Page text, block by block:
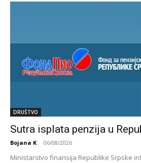
DRUŠTVO
Sutra isplata penzija u
Bojana K - 06/08/2026
Ministarstvo finansija Republike Srpske